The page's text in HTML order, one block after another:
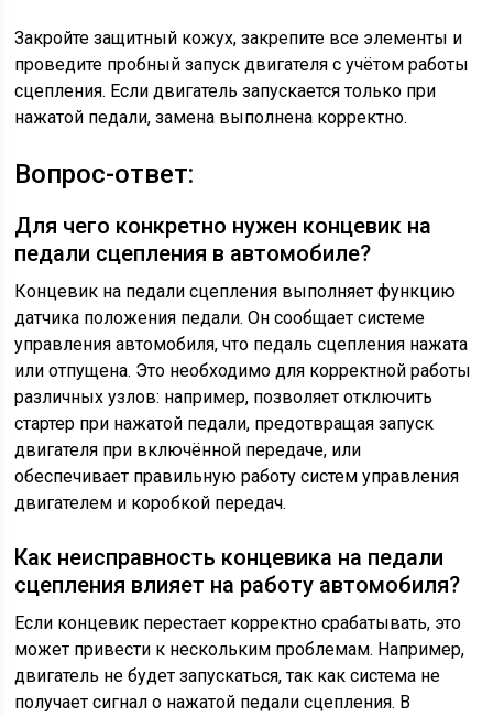
Закройте защитный кожух, закрепите все элементы и
проведите пробный запуск двигателя с учётом работы
сцепления. Если двигатель запускается только при
нажатой педали, замена выполнена корректно.
Вопрос-ответ:
Для чего конкретно нужен концевик на
педали сцепления в автомобиле?
Концевик на педали сцепления выполняет функцию
датчика положения педали. Он сообщает системе
управления автомобиля, что педаль сцепления нажата
или отпущена. Это необходимо для корректной работы
различных узлов: например, позволяет отключить
стартер при нажатой педали, предотвращая запуск
двигателя при включённой передаче, или
обеспечивает правильную работу систем управления
двигателем и коробкой передач.
Как неисправность концевика на педали
сцепления влияет на работу автомобиля?
Если концевик перестает корректно срабатывать, это
может привести к нескольким проблемам. Например,
двигатель не будет запускаться, так как система не
получает сигнал о нажатой педали сцепления. В